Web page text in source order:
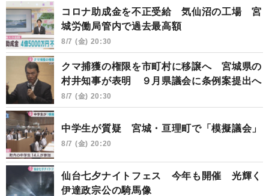
コロナ助成金を不正受給 気仙沼の工場 宮
城労働局管内で過去最高額
8/7 (金) 20:30
クマ捕獲の権限を市町村に移譲へ 宮城県の
村井知事が表明 ９月県議会に条例案提出へ
8/7 (金) 20:30
中学生が質疑 宮城・亘理町で「模擬議会」
8/7 (金) 20:20
仙台七夕ナイトフェス 今年も開催 光輝く
伊達政宗公の騎馬像